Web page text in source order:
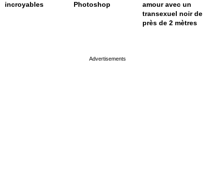
incroyables
Photoshop
amour avec un
transexuel noir de
près de 2 mètres